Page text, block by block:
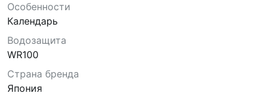
Особенности
Календарь
Водозащита
WR100
Страна бренда
Япония